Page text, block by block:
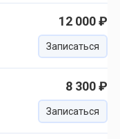
12 000 ₽
Записаться
8 300 ₽
Записаться